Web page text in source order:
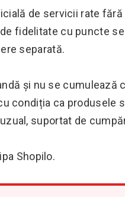
de servicii rate fără
de fidelitate cu puncte
separată.
și nu se cumulează
condiția ca produsele
suportat de
Shopilo.